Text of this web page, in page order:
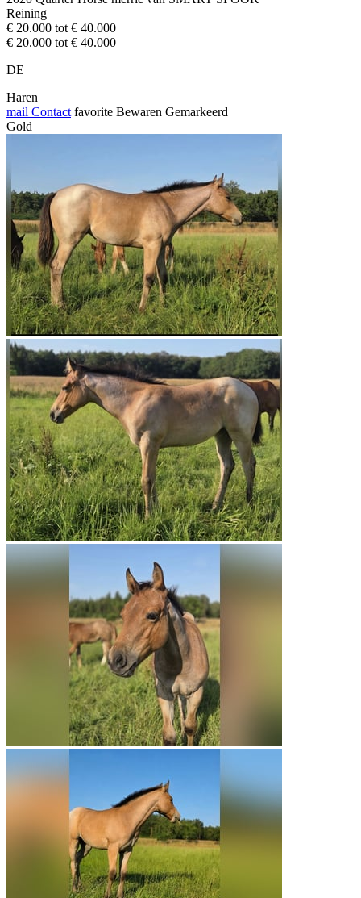
Reining
€ 20.000 tot € 40.000
€ 20.000 tot € 40.000
DE
Haren
mail Contact favorite Bewaren Gemarkeerd
Gold